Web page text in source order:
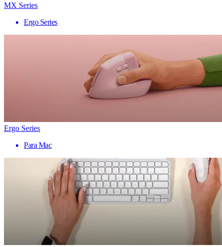
MX Series
Ergo Series
Ergo Series
Para Mac